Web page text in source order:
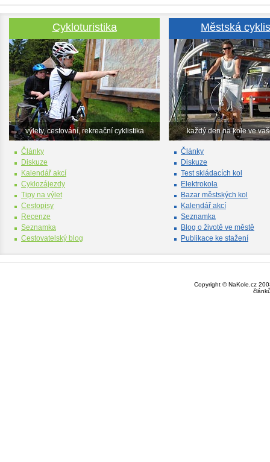
Cykloturistika
výlety, cestování, rekreační cyklistika
Články
Diskuze
Kalendář akcí
Cyklozájezdy
Tipy na výlet
Cestopisy
Recenze
Seznamka
Cestovatelský blog
Městská
každý den na kole ve
Články
Diskuze
Test skládacích kol
Elektrokola
Bazar městských kol
Kalendář akcí
Seznamka
Blog o životě ve městě
Publikace ke stažení
Copyright © NaKole.cz